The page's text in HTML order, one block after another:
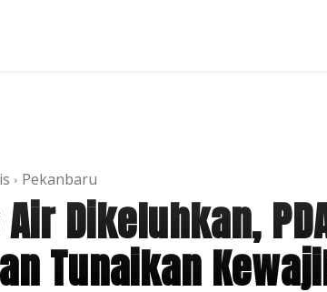
Pekanbaru
Dikeluhkan,
Tunaikan